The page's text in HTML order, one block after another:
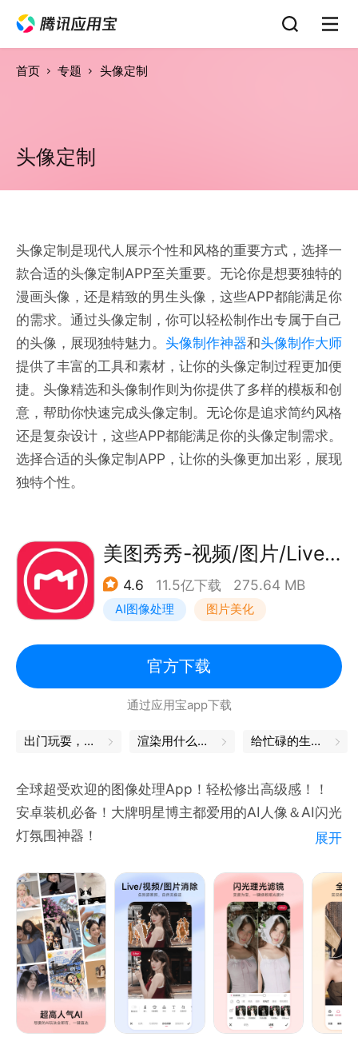
首页 专题 头像定制
头像定制
头像定制是现代人展示个性和风格的重要方式，选择一
款合适的头像定制APP至关重要。无论你是想要独特的
漫画头像，还是精致的男生头像，这些APP都能满足你
的需求。通过头像定制，你可以轻松制作出专属于自己
的头像，展现独特魅力。 头像制作神器和头像制作大师
提供了丰富的工具和素材，让你的头像定制过程更加便
捷。头像精选和头像制作则为你提供了多样的模板和创
意，帮助你快速完成头像定制。无论你是追求简约风格
还是复杂设计，这些APP都能满足你的头像定制需求。
选择合适的头像定制APP，让你的头像更加出彩，展现
独特个性。
美图秀秀-视频/图片/Live人像精修工具
4.6 11.5亿下载 275.64 MB
AI图像处理 图片美化
官方下载
通过应用宝app下载
出门玩耍，这些App帮你省心 渲染用什么软件 给忙碌的生活，一个中场休息
全球超受欢迎的图像处理App！轻松修出高级感！！
安卓装机必备！大牌明星博主都爱用的AI人像＆AI闪光
灯氛围神器！
专业滤镜调色工具，应对不同场景。
【AI闪光灯】夜拍不怕暗，逆光也有救！AI人脸识别自
动提亮肤色。昏暗环境也能拍出氛围质感大片！
【人像美容】面部丰盈、瘦脸瘦身、智能美发、增高塑
形、面部重塑…像素级美容精修。
【拼图神器】海量风格模板，照片视频都能拼，日常快
速拼图，一键高清导出！
展开